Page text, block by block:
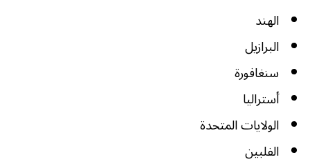
الهند
البرازيل
سنغافورة
أستراليا
الولايات المتحدة
الفلبين